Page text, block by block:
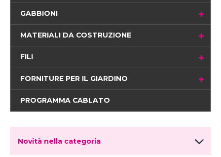
GABBIONI
MATERIALI DA COSTRUZIONE
FILI
FORNITURE PER IL GIARDINO
PROGRAMMA CABLATO
Novità nella categoria